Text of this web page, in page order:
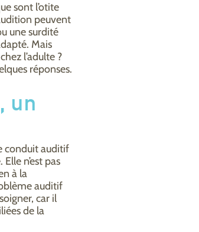
sont l’otite
peuvent
une surdité
Mais
l’adulte ?
réponses.
un
conduit auditif
n’est pas
à la
auditif
car il
de la